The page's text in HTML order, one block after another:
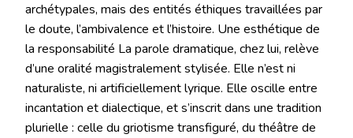
archétypales, mais des entités éthiques travaillées par
le doute, l’ambivalence et l’histoire. Une esthétique de
la responsabilité La parole dramatique, chez lui, relève
d’une oralité magistralement stylisée. Elle n’est ni
naturaliste, ni artificiellement lyrique. Elle oscille entre
incantation et dialectique, et s’inscrit dans une tradition
plurielle : celle du griotisme transfiguré, du théâtre de